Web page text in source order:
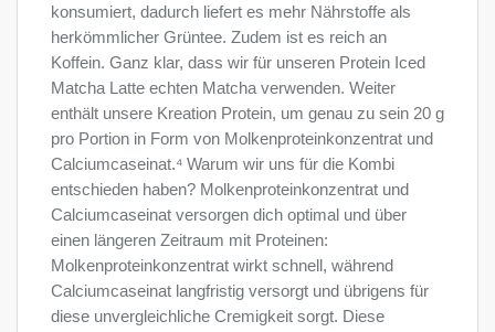
konsumiert, dadurch liefert es mehr Nährstoffe als
herkömmlicher Grüntee. Zudem ist es reich an
Koffein. Ganz klar, dass wir für unseren Protein Iced
Matcha Latte echten Matcha verwenden. Weiter
enthält unsere Kreation Protein, um genau zu sein 20 g
pro Portion in Form von Molkenproteinkonzentrat und
Calciumcaseinat.⁴ Warum wir uns für die Kombi
entschieden haben? Molkenproteinkonzentrat und
Calciumcaseinat versorgen dich optimal und über
einen längeren Zeitraum mit Proteinen:
Molkenproteinkonzentrat wirkt schnell, während
Calciumcaseinat langfristig versorgt und übrigens für
diese unvergleichliche Cremigkeit sorgt. Diese